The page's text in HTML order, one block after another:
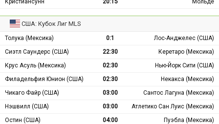
США: Кубок Лиг MLS
Толука (Мексика) 0:1
Лос-Анджелес (США)
Сиэтл Саундерс (США)
22:30
Керетаро (Мексика)
Крус Асуль (Мексика)
02:30
Нью-Йорк Сити (США)
Филадельфия Юнион (США)
02:30
Некакса (Мексика)
Чикаго Файр (США)
03:00
Сантос Лагуна (Мексика)
Нэшвилл (США)
03:00
Атлетико Сан Луис (Мексика)
Остин (США)
04:00 Пуэбла (Мексика)